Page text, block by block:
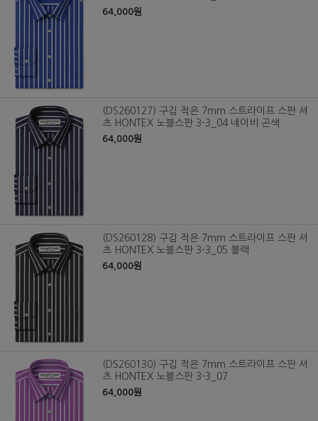
64,000원
(DS260127) 구김 적은 7mm 스트라이프 스판 셔
츠 HONTEX 노블스판 3-3_04 네이비 곤색
64,000원
(DS260128) 구김 적은 7mm 스트라이프 스판 셔
츠 HONTEX 노블스판 3-3_05 블랙
64,000원
(DS260130) 구김 적은 7mm 스트라이프 스판 셔
츠 HONTEX 노블스판 3-3_07
64,000원